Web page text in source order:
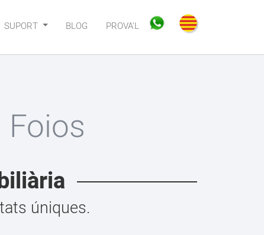
SUPORT BLOG PROVA'L
úniques.